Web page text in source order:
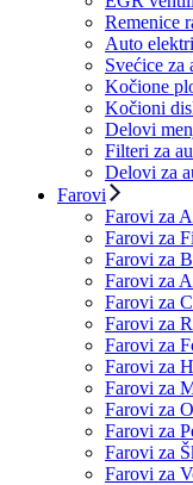
Remenice
Auto
Svećice za
Kočione
Kočioni
Delovi
Filteri za
Delovi za
Farovi
Farovi za
Farovi za
Farovi za
Farovi za
Farovi za
Farovi za
Farovi za
Farovi za
Farovi za
Farovi za
Farovi za
Farovi za
Farovi za